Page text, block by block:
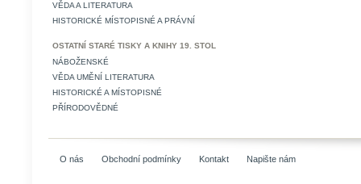
VĚDA A LITERATURA
HISTORICKÉ MÍSTOPISNÉ A PRÁVNÍ
OSTATNÍ STARÉ TISKY A KNIHY 19. STOL
NÁBOŽENSKÉ
VĚDA UMĚNÍ LITERATURA
HISTORICKÉ A MÍSTOPISNÉ
PŘÍRODOVĚDNÉ
O nás Obchodní podmínky Kontakt Napište nám